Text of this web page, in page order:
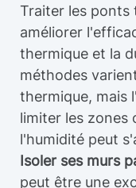
Traiter les ponts
améliorer
thermique et la
méthodes
thermique, mais
limiter les zones
l'humidité peut
Isoler ses murs
peut être une